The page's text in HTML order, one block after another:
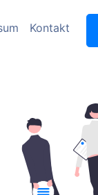
Kontakt